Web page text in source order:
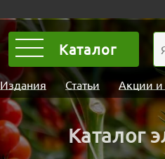
Каталог
Издания Статьи Акции и
Каталог